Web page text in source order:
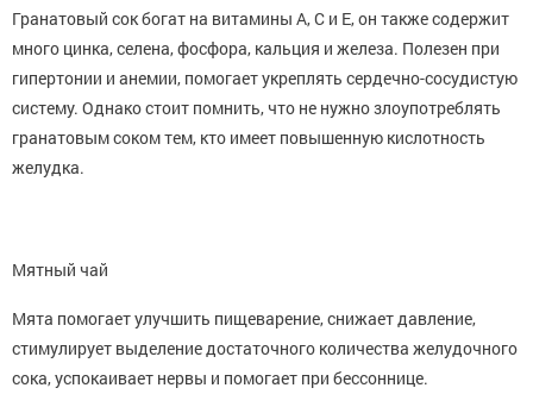
Гранатовый сок богат на витамины А, С и Е, он также содержит
много цинка, селена, фосфора, кальция и железа. Полезен при
гипертонии и анемии, помогает укреплять сердечно-сосудистую
систему. Однако стоит помнить, что не нужно злоупотреблять
гранатовым соком тем, кто имеет повышенную кислотность
желудка.
Мятный чай
Мята помогает улучшить пищеварение, снижает давление,
стимулирует выделение достаточного количества желудочного
сока, успокаивает нервы и помогает при бессоннице.